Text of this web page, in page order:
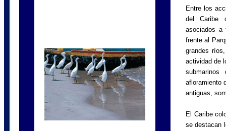
Entre los
del Caribe
asociados a
frente al
grandes
actividad de
afloramiento
antiguas,
El Caribe
se destacan